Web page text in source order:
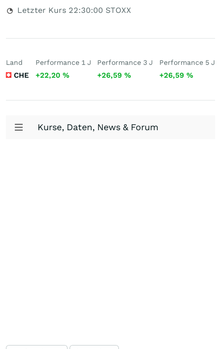
Letzter Kurs 22:30:00 STOXX
Land
CHE
Performance 1 J
+22,20 %
Performance 3 J
+26,59%
Performance 5 J
+26,59 %
Kurse, Daten, News & Forum